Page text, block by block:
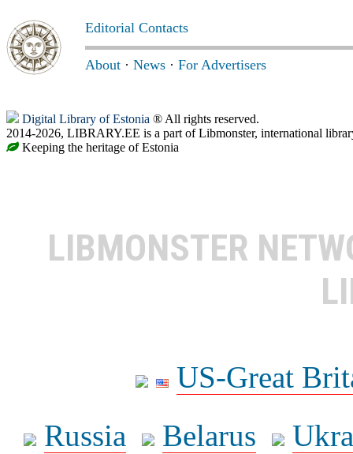
Editorial Contacts
About · News · For Advertisers
Digital Library of Estonia ® All rights reserved.
2014-2026, LIBRARY.EE is a part of Libmonster, international
Keeping the heritage of Estonia
LIBMONSTER
US-Great
Russia
Belarus